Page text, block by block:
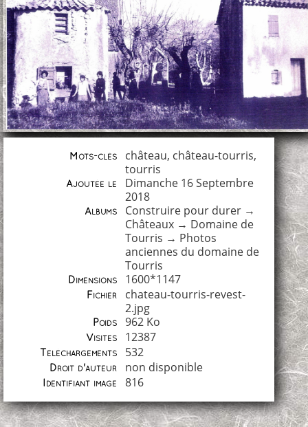
Mots-clés château, château-tourris,
tourris
Ajoutée le
Dimanche 16 Septembre
2018
Albums Construire pour durer→
Châteaux→ Domaine de
Tourris → Photos
anciennes du domaine de
Tourris
Dimensions 1600*1147
Fichier
chateau-tourris-revest-
2.jpg
Poids 962 Ko
Visites 12387
Téléchargements 532
Droit d'auteur non disponible
Identifiant image 816